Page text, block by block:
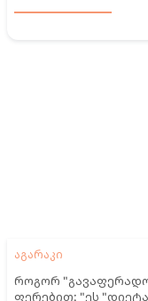
აგარაკი
როგორ
ფერებით: "ეს